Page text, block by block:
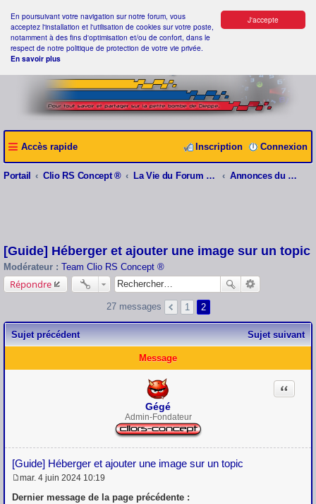
J'accepte
En poursuivant votre navigation sur notre forum, vous
acceptez l'installation et l'utilisation de cookies sur votre poste,
notamment à des fins d'optimisation et/ou de confort, dans le
respect de notre politique de protection de votre vie privée.
En savoir plus
Accès rapide Connexion
Inscription
Portail Clio RS Concept ® La Vie du Forum Clio RS Concept ® Annonces du webmaster
[Guide] Héberger et ajouter une image sur un topic
Modérateur : Team Clio RS Concept ®
Répondre
27 messages 1 2
Sujet précédent Sujet suivant
Message
Gégé
Admin-Fondateur
[Guide] Héberger et ajouter une image sur un topic
Citation
e
mar. 4 juin 2024 10:19
Dernier message de la page précédente :